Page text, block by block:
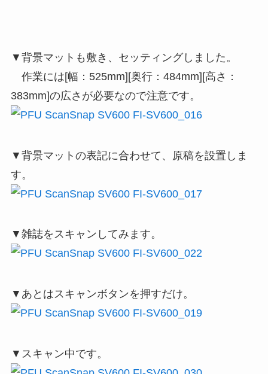
▼背景マットも敷き、セッティングしました。
作業には[幅：525mm][奥行：484mm][高さ：
383mm]の広さが必要なので注意です。
▼背景マットの表記に合わせて、原稿を設置しま
す。
▼雑誌をスキャンしてみます。
▼あとはスキャンボタンを押すだけ。
▼スキャン中です。